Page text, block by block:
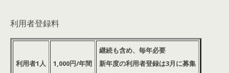
利用者登録料
利用者1人 1,000円/年間
継続も含め、毎年必要
新年度の利用者登録は3月に募集